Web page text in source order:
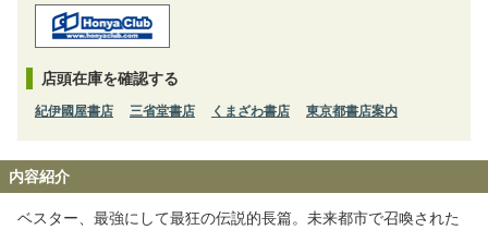
店頭在庫を確認する
紀伊國屋書店 三省堂書店 くまざわ書店 東京都書店案内
内容紹介
ベスター、最強にして最狂の伝説的長篇。未来都市で召喚された